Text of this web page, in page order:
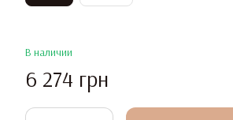
В наличии
6 274 грн